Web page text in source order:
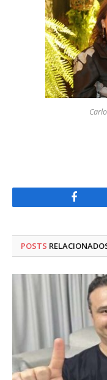
POSTS